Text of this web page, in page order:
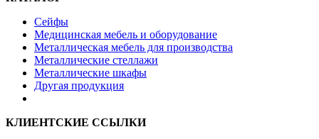
Сейфы
Медицинская мебель и оборудование
Металлическая мебель для производства
Металлические стеллажи
Металлические шкафы
Другая продукция
КЛИЕНТСКИЕ ССЫЛКИ